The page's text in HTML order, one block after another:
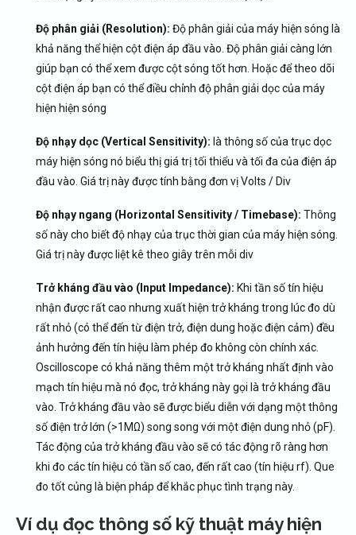
Độ phân giải (Resolution): Độ phân giải của máy hiện sóng là
khả năng thể hiện cột điện áp đầu vào. Độ phân giải càng lớn
giúp bạn có thể xem được cột sóng tốt hơn. Hoặc để theo dõi
cột điện áp bạn có thể điều chỉnh độ phân giải dọc của máy
hiện hiện sóng
Độ nhạy dọc (Vertical Sensitivity): là thông số của trục dọc
máy hiện sóng nó biểu thị giá trị tối thiểu và tối đa của điện áp
đầu vào. Giá trị này được tính bằng đơn vị Volts / Div
Độ nhạy ngang (Horizontal Sensitivity / Timebase): Thông
số này cho biết độ nhạy của trục thời gian của máy hiện sóng.
Giá trị này được liệt kê theo giây trên mỗi div
Trở kháng đầu vào (Input Impedance): Khi tần số tín hiệu
nhận được rất cao nhưng xuất hiện trở kháng trong lúc đo dù
rất nhỏ (có thể đến từ điện trở, điện dung hoặc điện cảm) đều
ảnh hưởng đến tín hiệu làm phép đo không còn chính xác.
Oscilloscope có khả năng thêm một trở kháng nhất định vào
mạch tín hiệu mà nó đọc, trở kháng này gọi là trở kháng đầu
vào. Trở kháng đầu vào sẽ được biểu diễn với dạng một thông
số điện trở lớn (>1MΩ) song song với một điện dung nhỏ (pF).
Tác động của trở kháng đầu vào sẽ có tác động rõ ràng hơn
khi đo các tín hiệu có tần số cao, đến rất cao (tín hiệu rf). Que
đo tốt củng là biện pháp để khắc phục tình trạng này.
Ví dụ đọc thông số kỹ thuật máy hiện